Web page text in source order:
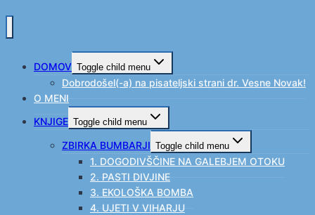
DOMOV Toggle child menu
Dobrodošel(-a) na pisateljski strani dr. Vesne Novak!
O MENI
KNJIGE Toggle child menu
ZBIRKA BUMBARJI Toggle child menu
1. DOGODIVŠČINE NA GALEBJEM OTOKU
2. PASTI DIVJINE
3. EKOLOŠKA BOMBA
4. UJETI V VIHARJU